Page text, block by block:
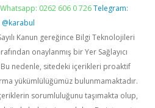
Whatsapp: 0262 606 0 726 Telegram:
@karabul
Kanun gereğince Bilgi Teknolojileri
onaylanmış bir Yer Sağlayıcı
nedenle, sitedeki içerikleri proaktif
yükümlülüğümüz bulunmamaktadır.
sorumluluğunu taşımakta olup,